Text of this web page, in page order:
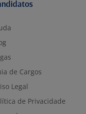
de Cargos
Legal
de Privacidade